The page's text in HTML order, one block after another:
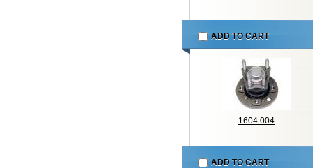
ADD TO CART
1604 004
ADD TO CART